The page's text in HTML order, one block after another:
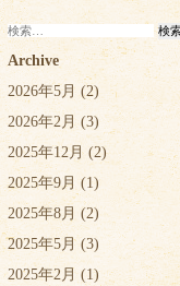
検
索:
Archive
2026年5月 (2)
2026年2月 (3)
2025年12月 (2)
2025年9月 (1)
2025年8月 (2)
2025年5月 (3)
2025年2月 (1)